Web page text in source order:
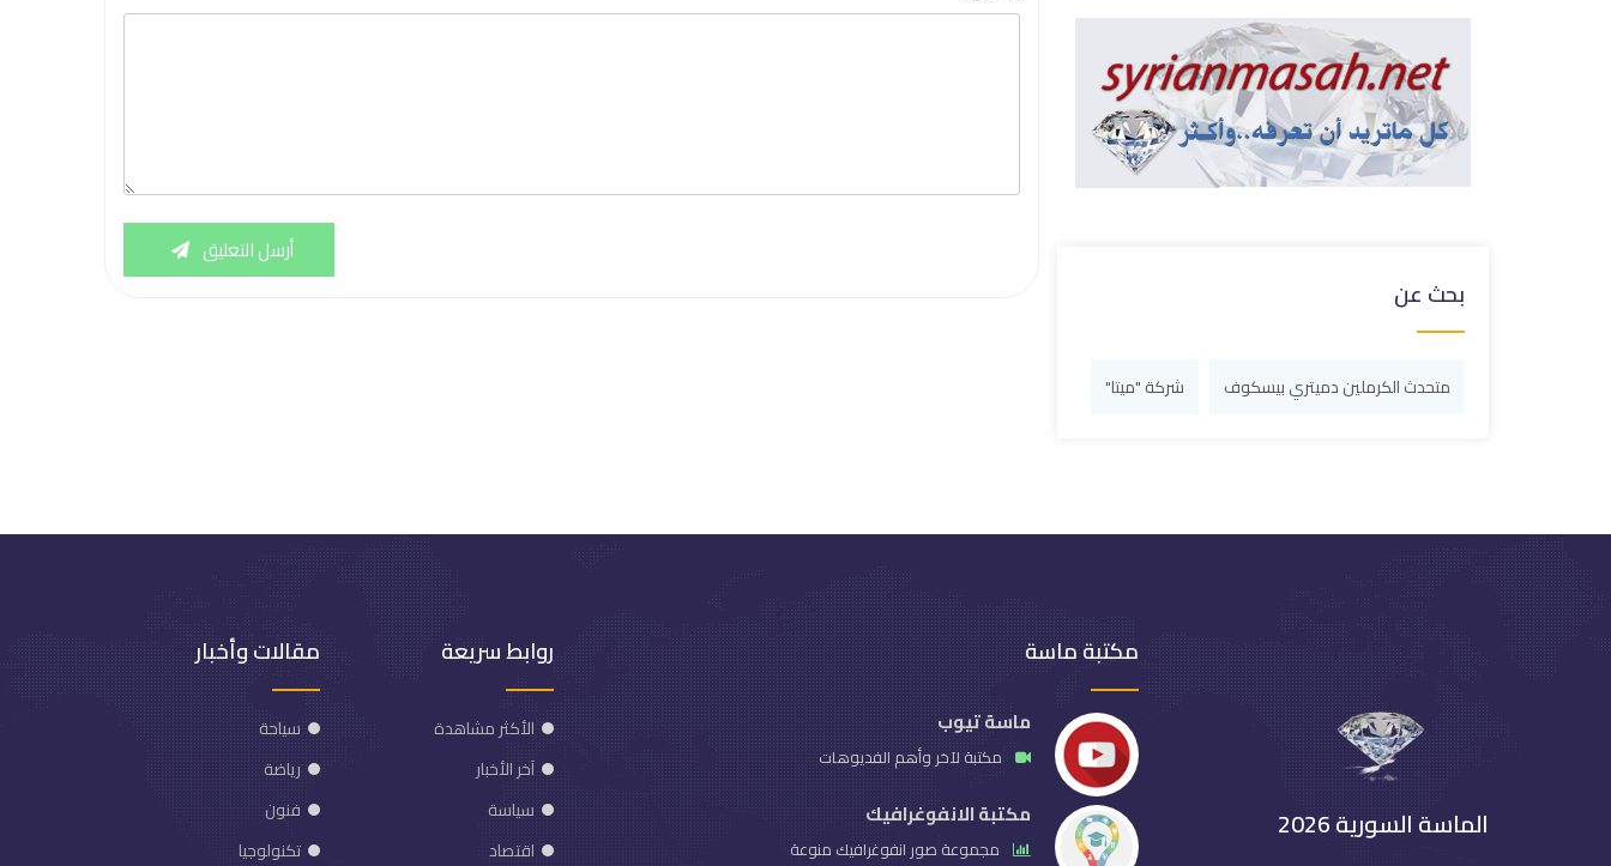
أرسل التعليق
بحث عن
متحدث الكرملين دميتري بيسكوف شركة "ميتا"
الماسة السورية 2026
مكتبة ماسة
ماسة تيوب
مكتبة لآخر وأهم الفديوهات
مكتبة الانفوغرافيك
مجموعة صور انفوغرافيك منوعة
روابط سريعة
الأكثر مشاهدة
آخر الأخبار
سياسة
اقتصاد
مقالات وأخبار
سياحة
رياضة
فنون
تكنولوجيا